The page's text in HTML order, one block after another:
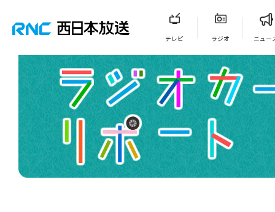
テレビ ラジオ ニュー